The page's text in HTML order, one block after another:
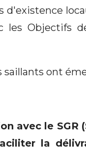
d'existence
les Objectifs
saillants ont
avec le SGR
la